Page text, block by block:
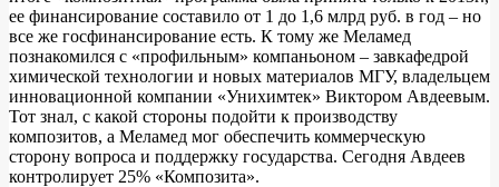
ее финансирование составило от 1 до 1,6 млрд руб. в год – но
все же госфинансирование есть. К тому же Меламед
познакомился с «профильным» компаньоном – завкафедрой
химической технологии и новых материалов МГУ, владельцем
инновационной компании «Унихимтек» Виктором Авдеевым.
Тот знал, с какой стороны подойти к производству
композитов, а Меламед мог обеспечить коммерческую
сторону вопроса и поддержку государства. Сегодня Авдеев
контролирует 25% «Композита».